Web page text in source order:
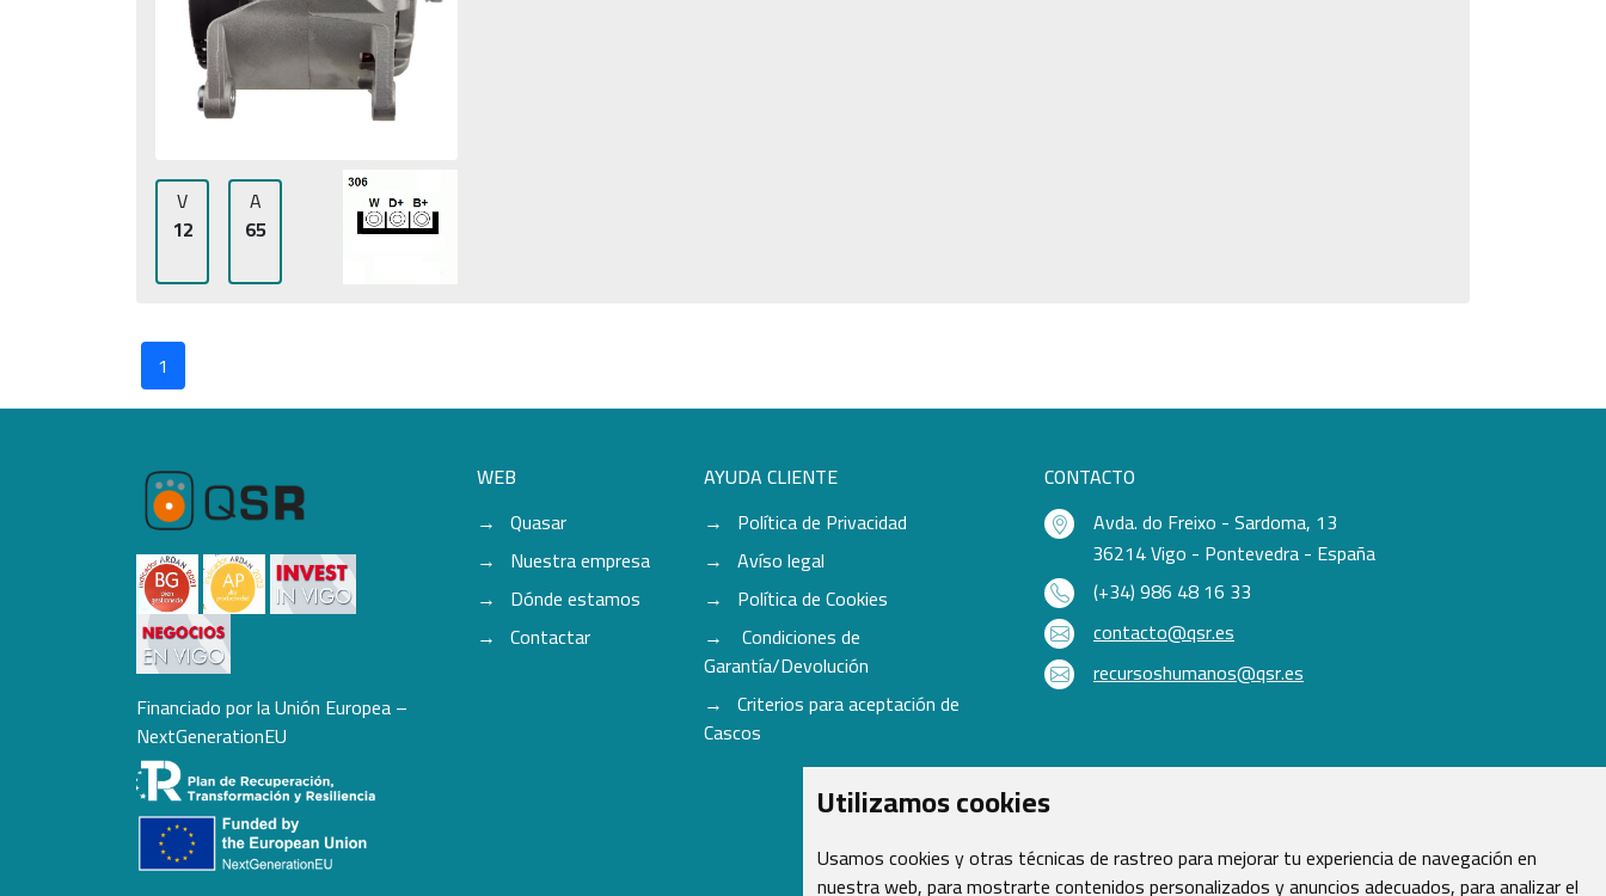
Utilizamos cookies
Usamos cookies y otras técnicas de rastreo para mejorar tu experiencia de navegación en
nuestra web, para mostrarte contenidos personalizados y anuncios adecuados, para analizar el
V
12
A
65
1
Financiado por la Unión Europea –
NextGenerationEU
WEB
Quasar
Nuestra empresa
Dónde estamos
Contactar
AYUDA CLIENTE
Política de Privacidad
Avíso legal
Política de Cookies
Condiciones de
Garantía/Devolución
Criterios para aceptación de
Cascos
CONTACTO
Avda. do Freixo - Sardoma, 13
36214 Vigo - Pontevedra - España
(+34) 986 48 16 33
contacto@qsr.es
recursoshumanos@qsr.es